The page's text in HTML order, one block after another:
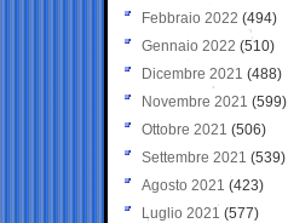
Febbraio 2022 (494)
Gennaio 2022 (510)
Dicembre 2021 (488)
Novembre 2021 (599)
Ottobre 2021 (506)
Settembre 2021 (539)
Agosto 2021 (423)
Luglio 2021 (577)